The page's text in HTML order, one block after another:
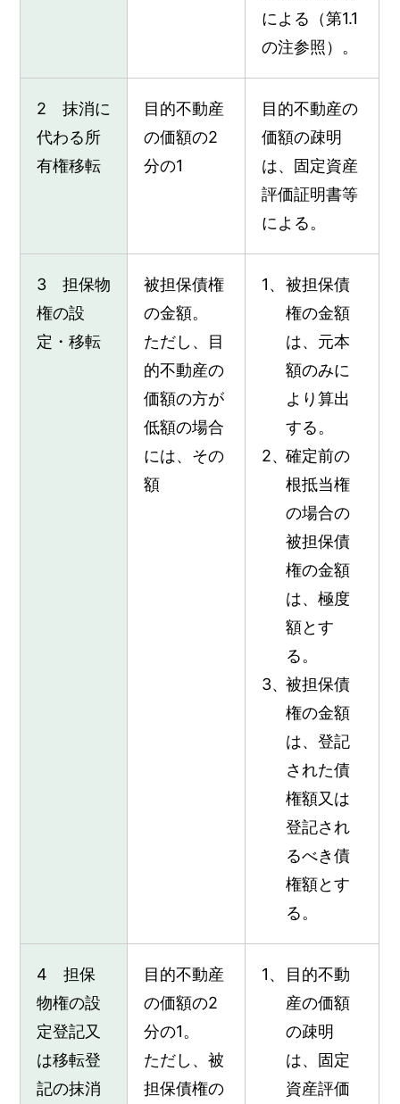
による（第1.1
の注参照）。
2 抹消に
代わる所
有権移転
目的不動産
の価額の2
分の1
目的不動産の
価額の疎明
は、固定資産
評価証明書等
による。
3 担保物
権の設
定・移転
被担保債権
の金額。
ただし、目
的不動産の
価額の方が
低額の場合
には、その
額
被担保債
権の金額
は、元本
額のみに
より算出
する。
確定前の
根抵当権
の場合の
被担保債
権の金額
は、極度
額とす
る。
被担保債
権の金額
は、登記
された債
権額又は
登記され
るべき債
権額とす
る。
4 担保
物権の設
定登記又
は移転登
記の抹消
目的不動産
の価額の2
分の1。
ただし、被
担保債権の
目的不動
産の価額
の疎明
は、固定
資産評価